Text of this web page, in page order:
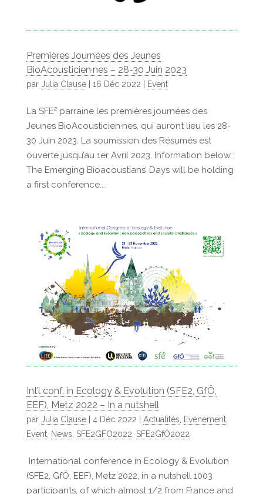
Premières Journées des Jeunes
BioAcousticien·nes – 28-30 Juin 2023
par Julia Clause| 16 Déc 2022 Event
La SFE² parraine les premières journées des
Jeunes BioAcousticien·nes, qui auront lieu les 28-
30 Juin 2023. La soumission des Résumés est
ouverte jusqu’au 1er Avril 2023. Information below :
The Emerging Bioacoustians’ Days will be holding
a first conference...
Int’l conf. in Ecology & Evolution (SFE2, GfÖ,
EEF), Metz 2022 – In a nutshell
par Julia Clause| 4 Déc 2022 Actualités Evènement,
Event, News SFE2GFÖ2022 SFE2GfÖ2022
International conference in Ecology & Evolution
(SFE2, GfÖ, EEF), Metz 2022, in a nutshell 1003
participants, of which almost 1/2 from France and